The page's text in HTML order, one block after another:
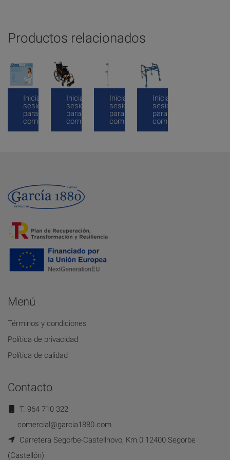
Productos relacionados
Inicia
sesión
para
comprar
Inicia
sesión
para
comprar
Inicia
sesión
para
comprar
Inicia
sesión
para
comprar
Menú
Términos y condiciones
Política de privacidad
Política de calidad
Contacto
T. 964 710 322
comercial@garcia1880.com
Carretera Segorbe-Castellnovo, Km.0 12400 Segorbe
(Castellón)